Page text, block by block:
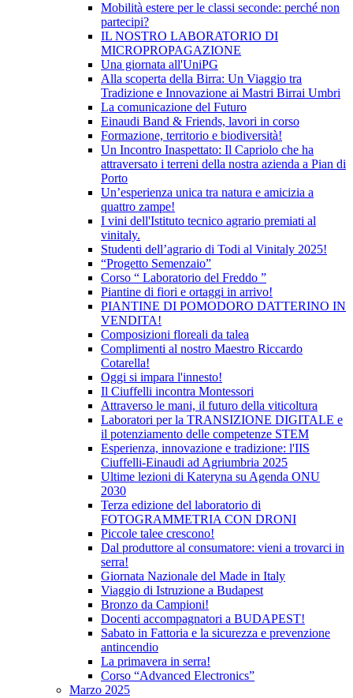
Mobilità estere per le classi seconde: perché non
partecipi?
IL NOSTRO LABORATORIO DI
MICROPROPAGAZIONE
Una giornata all'UniPG
Alla scoperta della Birra: Un Viaggio tra
Tradizione e Innovazione ai Mastri Birrai Umbri
La comunicazione del Futuro
Einaudi Band & Friends, lavori in corso
Formazione, territorio e biodiversità!
Un Incontro Inaspettato: Il Capriolo che ha
attraversato i terreni della nostra azienda a Pian di
Porto
Un’esperienza unica tra natura e amicizia a
quattro zampe!
I vini dell'Istituto tecnico agrario premiati al
vinitaly.
Studenti dell’agrario di Todi al Vinitaly 2025!
“Progetto Semenzaio”
Corso “ Laboratorio del Freddo ”
Piantine di fiori e ortaggi in arrivo!
PIANTINE DI POMODORO DATTERINO IN
VENDITA!
Composizioni floreali da talea
Complimenti al nostro Maestro Riccardo
Cotarella!
Oggi si impara l'innesto!
Il Ciuffelli incontra Montessori
Attraverso le mani, il futuro della viticoltura
Laboratori per la TRANSIZIONE DIGITALE e
il potenziamento delle competenze STEM
Esperienza, innovazione e tradizione: l'IIS
Ciuffelli-Einaudi ad Agriumbria 2025
Ultime lezioni di Kateryna su Agenda ONU
2030
Terza edizione del laboratorio di
FOTOGRAMMETRIA CON DRONI
Piccole talee crescono!
Dal produttore al consumatore: vieni a trovarci in
serra!
Giornata Nazionale del Made in Italy
Viaggio di Istruzione a Budapest
Bronzo da Campioni!
Docenti accompagnatori a BUDAPEST!
Sabato in Fattoria e la sicurezza e prevenzione
antincendio
La primavera in serra!
Corso “Advanced Electronics”
Marzo 2025